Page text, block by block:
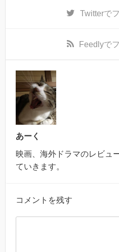
Twitterで
Feedlyで
あーく
映画、海外ドラマのレビュ
ていきます。
コメントを残す